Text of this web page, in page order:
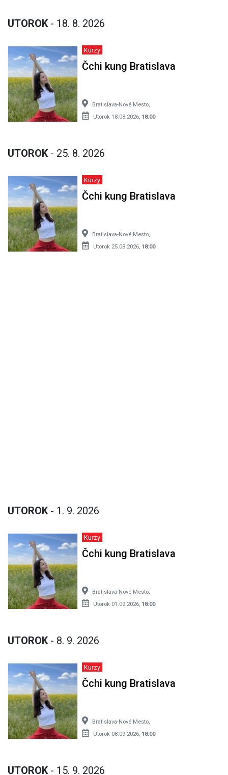
UTOROK - 18. 8. 2026
Kurzy
Čchi kung Bratislava
Bratislava-Nové Mesto,
Utorok 18.08.2026, 18:00
UTOROK - 25. 8. 2026
Kurzy
Čchi kung Bratislava
Bratislava-Nové Mesto,
Utorok 25.08.2026, 18:00
UTOROK - 1. 9. 2026
Kurzy
Čchi kung Bratislava
Bratislava-Nové Mesto,
Utorok 01.09.2026, 18:00
UTOROK - 8. 9. 2026
Kurzy
Čchi kung Bratislava
Bratislava-Nové Mesto,
Utorok 08.09.2026, 18:00
UTOROK - 15. 9. 2026